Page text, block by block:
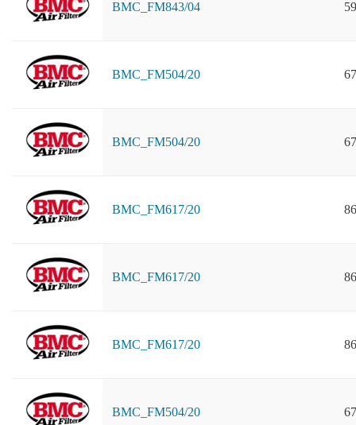
BMC_FM843/04
BMC_FM504/20
BMC_FM504/20
BMC_FM617/20
BMC_FM617/20
BMC_FM617/20
BMC_FM504/20